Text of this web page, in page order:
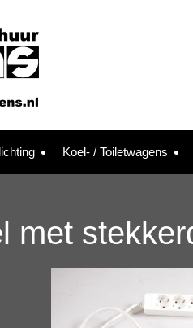
Koel- / Toiletwagens
met